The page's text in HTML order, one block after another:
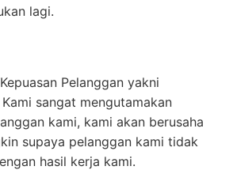
lagi.
Pelanggan yakni
Kami sangat mengutamakan
kami, kami akan berusaha
supaya pelanggan kami tidak
hasil kerja kami.